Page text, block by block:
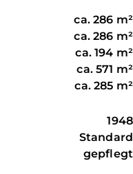
ca. 286 m²
ca. 286 m²
ca. 194 m²
ca. 571 m²
ca. 285 m²
1948
Standard
gepflegt